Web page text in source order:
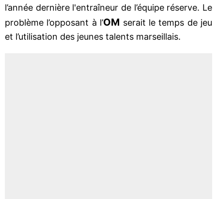
l’année dernière l'entraîneur de l’équipe réserve. Le
problème l’opposant à l’OM serait le temps de jeu
et l’utilisation des jeunes talents marseillais.